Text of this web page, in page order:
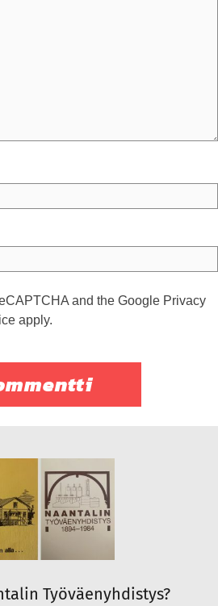
and the Google Privacy
apply.
Työväenyhdistys?